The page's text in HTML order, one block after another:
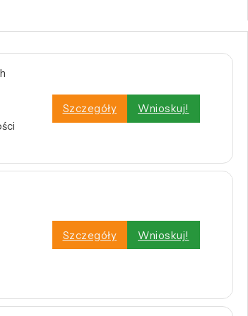
Szczegóły Wnioskuj!
Szczegóły Wnioskuj!